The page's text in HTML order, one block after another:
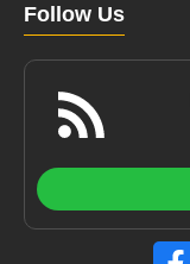
Follow Us